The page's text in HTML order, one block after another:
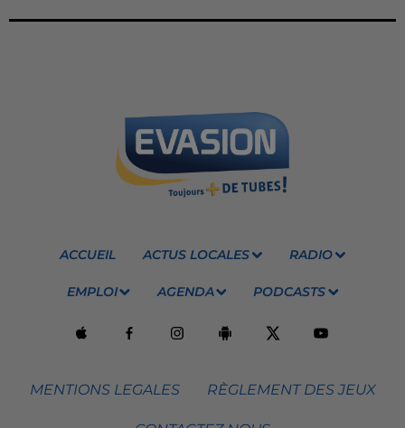
ACCUEIL ACTUS LOCALES RADIO
EMPLOI AGENDA PODCASTS
MENTIONS LEGALES RÈGLEMENT DES JEUX